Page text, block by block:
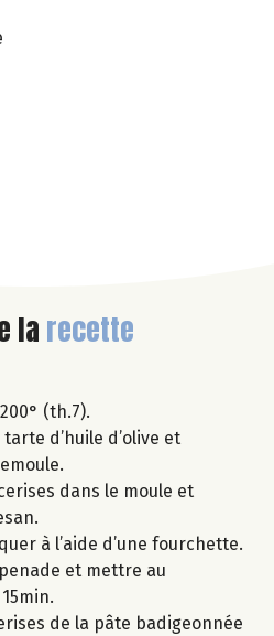
larecette
(th.7).
d’huile d’olive et
dans le moule et
à l’aide d’une fourchette.
et mettre au
de la pâte badigeonnée